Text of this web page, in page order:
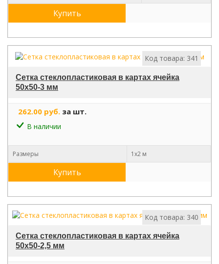
Купить
Код товара: 341
Сетка стеклопластиковая в картах ячейка
50х50-3 мм
262.00 руб. за шт.
В наличии
Размеры 1х2 м
Купить
Код товара: 340
Сетка стеклопластиковая в картах ячейка
50х50-2,5 мм